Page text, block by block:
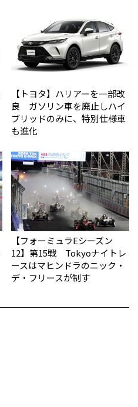
【トヨタ】ハリアーを一部改
良 ガソリン車を廃止しハイ
ブリッドのみに、特別仕様車
も進化
【フォーミュラEシーズン
12】第15戦 Tokyoナイトレ
ースはマヒンドラのニック・
デ・フリースが制す